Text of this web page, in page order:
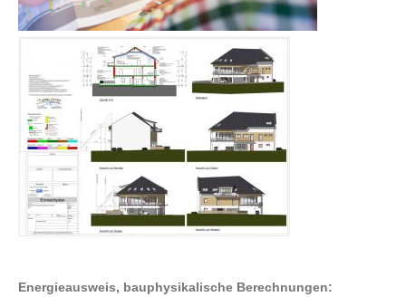
Energieausweis, bauphysikalische Berechnungen: